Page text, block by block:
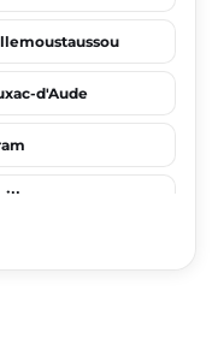
d'Aude